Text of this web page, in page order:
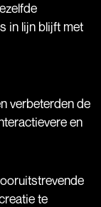
in lijn blijft met
verbeterden de
en
te